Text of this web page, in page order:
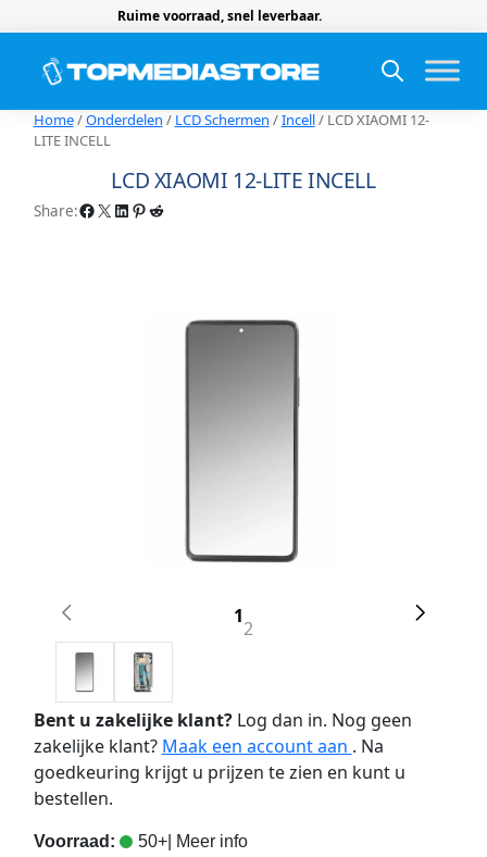
Ruime voorraad, snel leverbaar.
Home/Onderdelen / LCD Schermen /Incell/ LCD XIAOMI 12-
LITE INCELL
LCD XIAOMI 12-LITE INCELL
Share:Facebook X LinkedIn Pinterest Reddit
1
2
Bent u zakelijke klant?Log dan in. Nog geen
zakelijke klant? Maak een account aan . Na
goedkeuring krijgt u prijzen te zien en kunt u
bestellen.
Voorraad: 50+| Meer info